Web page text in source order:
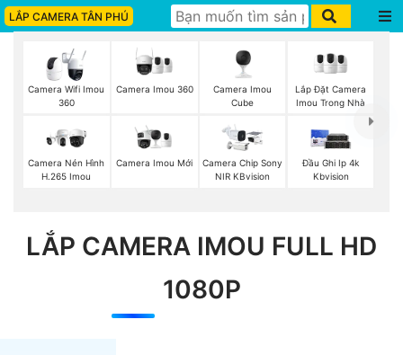
LẮP CAMERA TÂN PHÚ
Camera Wifi Imou
360
Camera Imou 360
Camera Imou
Cube
Lắp Đặt Camera
Imou Trong Nhà
Camera Nén Hình
H.265 Imou
Camera Imou Mới
Camera Chip Sony
NIR KBvision
Đầu Ghi Ip 4k
Kbvision
LẮP CAMERA IMOU FULL HD
1080P